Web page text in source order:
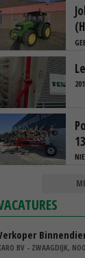
BV - ZWAAGDIJK,